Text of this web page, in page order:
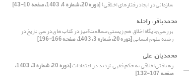
سازمانی در ایجاد رفتارهای اخلاقی)[دوره 20، شماره 4، 1403، صفحه 10-43]
محمدباقر، راحله
بررسی جایگاه اخلاق هم زیستی مسالمت‌آمیز در کتاب های درسی تاریخ در
رشته علوم انسانی[دوره 20، شماره 3، 1403، صفحه 166-196]
محمدیان، علی
رهیافتی اخلاقی به حکم فقهی تردید در اعتقادات [دوره 20، شماره 3، 1403،
صفحه 107-132]